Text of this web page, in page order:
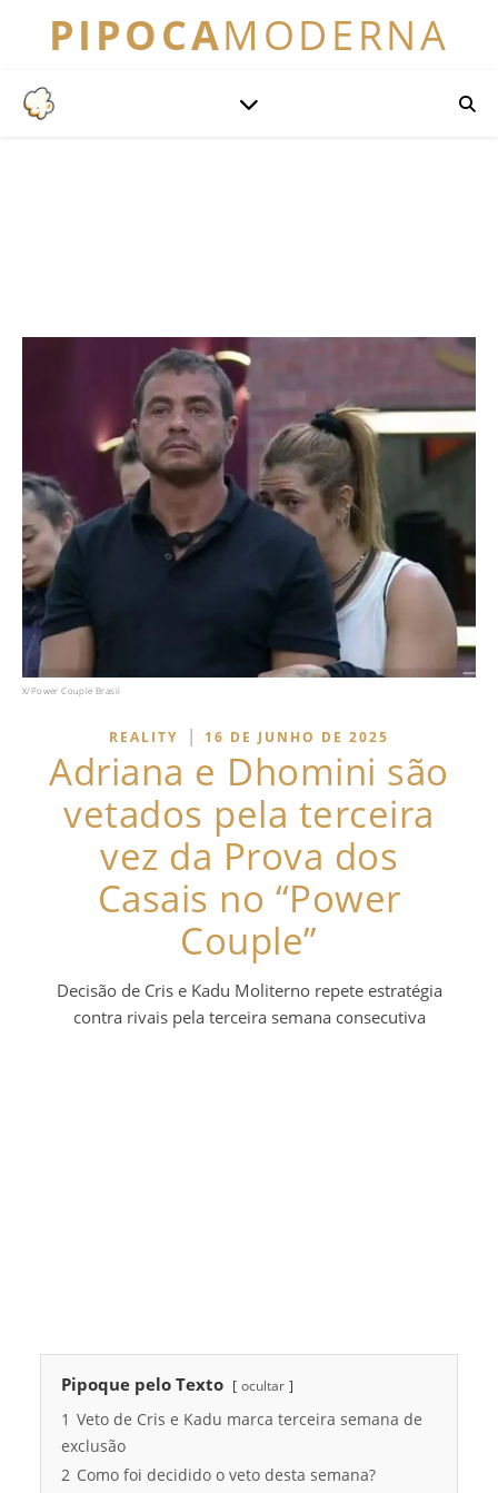
PIPOCAMODERNA
X/Power Couple Brasil
REALITY | 16 DE JUNHO DE 2025
Adriana e Dhomini são
vetados pela terceira
vez da Prova dos
Casais no “Power
Couple”
Decisão de Cris e Kadu Moliterno repete estratégia
contra rivais pela terceira semana consecutiva
Pipoque pelo Texto ocultar
1 Veto de Cris e Kadu marca terceira semana de
exclusão
2 Como foi decidido o veto desta semana?